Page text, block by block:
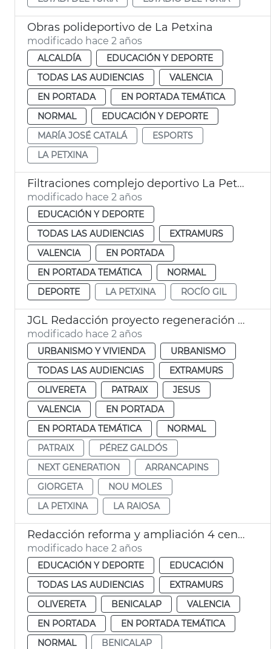
Obras polideportivo de La Petxina
modificado hace 2 años
ALCALDÍA
EDUCACIÓN Y DEPORTE
TODAS LAS AUDIENCIAS
VALENCIA
EN PORTADA
EN PORTADA TEMÁTICA
NORMAL
EDUCACIÓN Y DEPORTE
MARÍA JOSÉ CATALÁ
ESPORTS
LA PETXINA
Filtraciones complejo deportivo La Petxina
modificado hace 2 años
EDUCACIÓN Y DEPORTE
TODAS LAS AUDIENCIAS
EXTRAMURS
VALENCIA
EN PORTADA
EN PORTADA TEMÁTICA
NORMAL
DEPORTE
LA PETXINA ROCÍO GIL
JGL Redacción proyecto regeneración Pérez Galdós y Giorgeta
modificado hace 2 años
URBANISMO Y VIVIENDA
URBANISMO
TODAS LAS AUDIENCIAS
EXTRAMURS
OLIVERETA
PATRAIX
JESUS
VALENCIA
EN PORTADA
EN PORTADA TEMÁTICA
NORMAL
PATRAIX
PÉREZ GALDÓS
NEXT GENERATION
ARRANCAPINS
GIORGETA
NOU MOLES
LA PETXINA
LA RAIOSA
Redacción reforma y ampliación 4 centros escolares
modificado hace 2 años
EDUCACIÓN Y DEPORTE
EDUCACIÓN
TODAS LAS AUDIENCIAS
EXTRAMURS
OLIVERETA
BENICALAP
VALENCIA
EN PORTADA
EN PORTADA TEMÁTICA
NORMAL
BENICALAP